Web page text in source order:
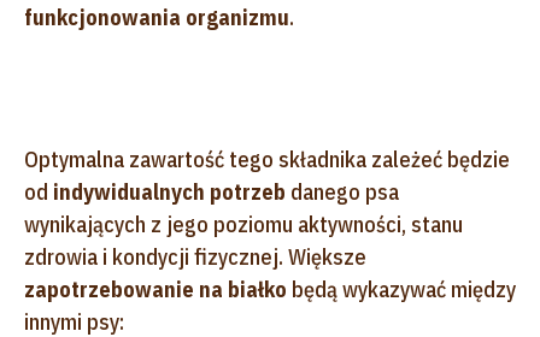
funkcjonowania organizmu.
Optymalna zawartość tego składnika zależeć będzie
od indywidualnych potrzeb danego psa
wynikających z jego poziomu aktywności, stanu
zdrowia i kondycji fizycznej. Większe
zapotrzebowanie na białko będą wykazywać między
innymi psy: